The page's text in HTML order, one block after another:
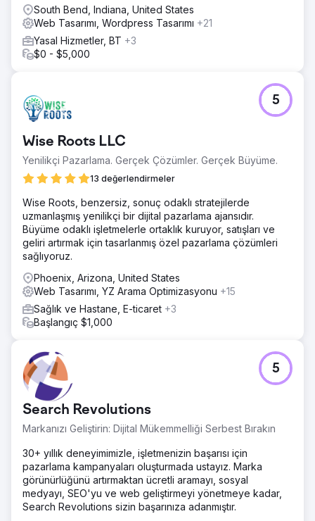
South Bend, Indiana, United States
Web Tasarımı, Wordpress Tasarımı +21
Yasal Hizmetler, BT +3
$0 - $5,000
Wise Roots LLC
Yenilikçi Pazarlama. Gerçek Çözümler. Gerçek Büyüme.
13 değerlendirmeler
5
Wise Roots, benzersiz, sonuç odaklı stratejilerde
uzmanlaşmış yenilikçi bir dijital pazarlama ajansıdır.
Büyüme odaklı işletmelerle ortaklık kuruyor, satışları ve
geliri artırmak için tasarlanmış özel pazarlama çözümleri
sağlıyoruz.
Phoenix, Arizona, United States
Web Tasarımı, YZ Arama Optimizasyonu +15
Sağlık ve Hastane, E-ticaret +3
Başlangıç $1,000
Search Revolutions
Markanızı Geliştirin: Dijital Mükemmelliği Serbest Bırakın
5
30+ yıllık deneyimimizle, işletmenizin başarısı için
pazarlama kampanyaları oluşturmada ustayız. Marka
görünürlüğünü artırmaktan ücretli aramayı, sosyal
medyayı, SEO'yu ve web geliştirmeyi yönetmeye kadar,
Search Revolutions sizin başarınıza adanmıştır.